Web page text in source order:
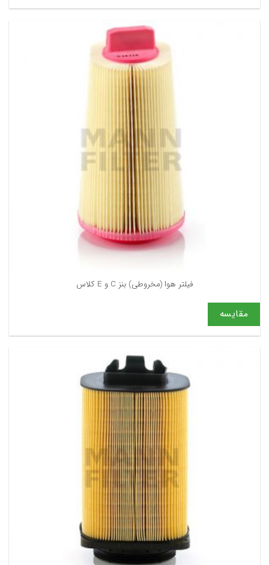
فیلتر هوا (مخروطی) بنز C و E کلاس
مقایسه